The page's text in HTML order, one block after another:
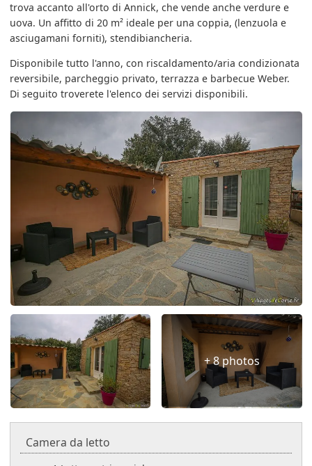
trova accanto all'orto di Annick, che vende anche verdure e
uova. Un affitto di 20 m² ideale per una coppia, (lenzuola e
asciugamani forniti), stendibiancheria.
Disponibile tutto l'anno, con riscaldamento/aria condizionata
reversibile, parcheggio privato, terrazza e barbecue Weber.
Di seguito troverete l'elenco dei servizi disponibili.
+ 8 photos
Camera da letto